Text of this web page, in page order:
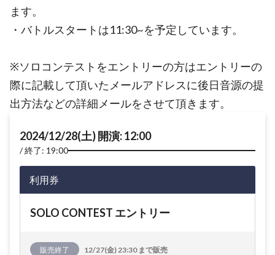
ます。
・バトルスタートは11:30~を予定しています。
※ソロコンテストをエントリーの方はエントリーの
際に記載して頂いたメールアドレスに後日音源の提
出方法などの詳細メールをさせて頂きます。
2024/12/28(土) 開演: 12:00
終了: 19:00
利用券
SOLO CONTEST エントリー
販売終了 12/27(金) 23:30 まで販売